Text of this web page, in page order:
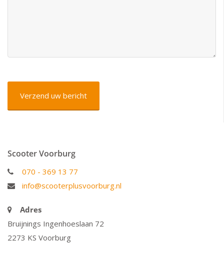
Scooter Voorburg
070 - 369 13 77
info@scooterplusvoorburg.nl
Adres
Bruijnings Ingenhoeslaan 72
2273 KS Voorburg